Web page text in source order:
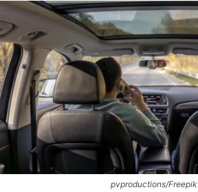
pvproductions/Freepik